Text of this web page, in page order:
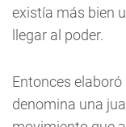
existía más bien
llegar al poder.
Entonces
denomina una